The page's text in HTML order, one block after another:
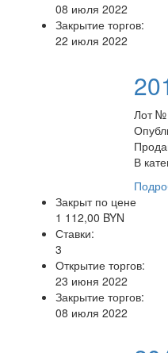
08 июля 2022
Закрытие торгов:
22 июля 2022
Лот
В
Закрыт по цене
1 112,00 BYN
Ставки:
3
Открытие торгов:
23 июня 2022
Закрытие торгов:
08 июля 2022